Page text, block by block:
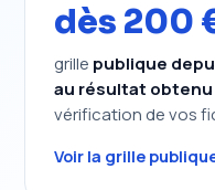
dès 200
grille publique
au résultat
vérification de vos
Voir la grille